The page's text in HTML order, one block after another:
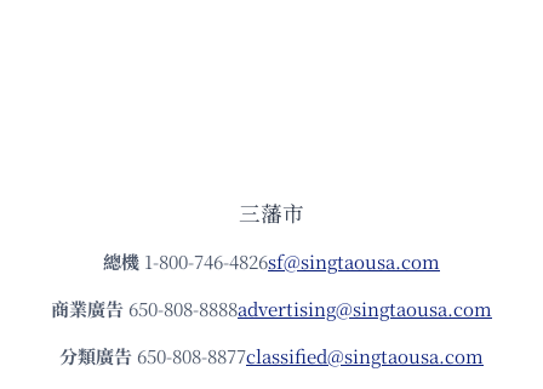
三藩市
總機 1-800-746-4826sf@singtaousa.com
商業廣告 650-808-8888advertising@singtaousa.com
分類廣告 650-808-8877classified@singtaousa.com